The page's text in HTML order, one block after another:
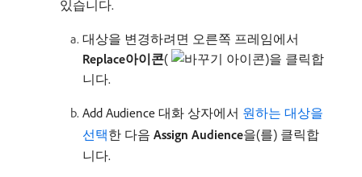
있습니다.
대상을 변경하려면 오른쪽 프레임에서
Replace아이콘(
)을 클릭합
니다.
Add Audience 대화 상자에서 원하는 대상을
선택한 다음 Assign Audience​을(를) 클릭합
니다.